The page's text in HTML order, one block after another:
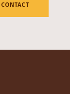
CONTACT